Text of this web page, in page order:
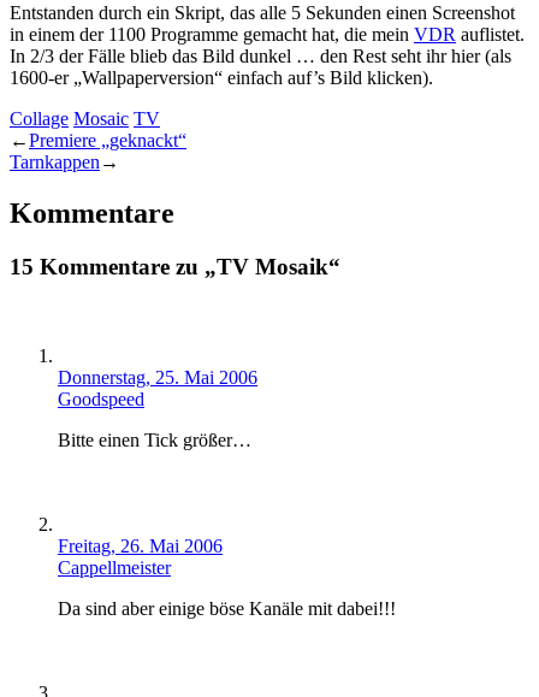
Entstanden durch ein Skript, das alle 5 Sekunden einen Screenshot
in einem der 1100 Programme gemacht hat, die mein VDR auflistet.
In 2/3 der Fälle blieb das Bild dunkel … den Rest seht ihr hier (als
1600-er „Wallpaperversion“ einfach auf’s Bild klicken).
Collage Mosaic TV
←Premiere „geknackt“
Tarnkappen →
Kommentare
15 Kommentare zu „TV Mosaik“
Donnerstag, 25. Mai 2006
Goodspeed
Bitte einen Tick größer…
Freitag, 26. Mai 2006
Cappellmeister
Da sind aber einige böse Kanäle mit dabei!!!